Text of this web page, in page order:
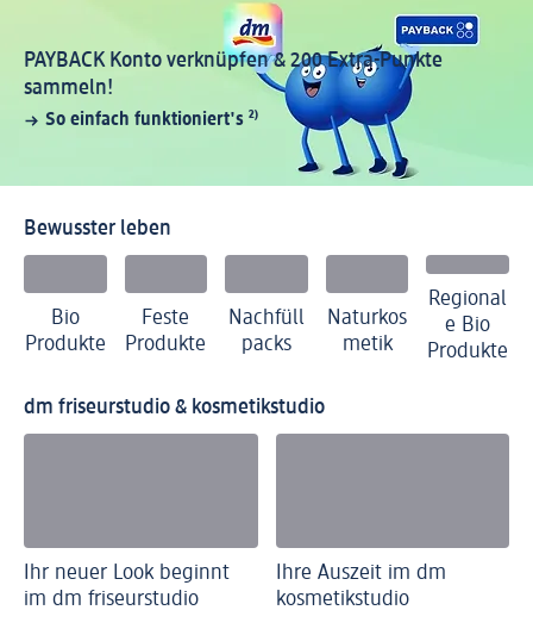
PAYBACK Konto verknüpfen & 200 Extra-Punkte
sammeln!
So einfach funktioniert's ²⁾
Bewusster leben
Bio
Produkte
Feste
Produkte
Nachfüll
packs
Naturkos
metik
Regional
e Bio
Produkte
dm friseurstudio & kosmetikstudio
Ihr neuer Look beginnt
im dm friseurstudio
Ihre Auszeit im dm
kosmetikstudio